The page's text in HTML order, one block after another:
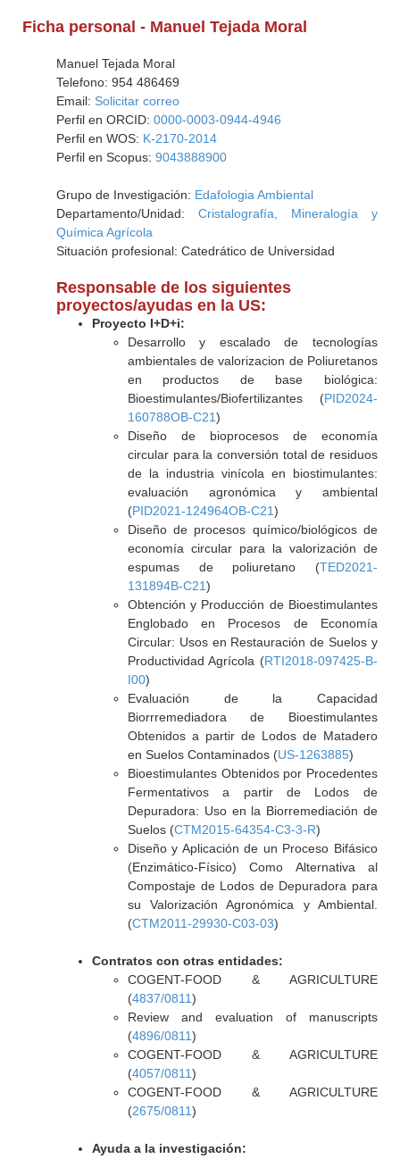
Ficha personal - Manuel Tejada Moral
Manuel Tejada Moral
Telefono: 954 486469
Email: Solicitar correo
Perfil en ORCID: 0000-0003-0944-4946
Perfil en WOS: K-2170-2014
Perfil en Scopus: 9043888900
Grupo de Investigación: Edafologia Ambiental
Departamento/Unidad: Cristalografía, Mineralogía y
Química Agrícola
Situación profesional: Catedrático de Universidad
Responsable de los siguientes
proyectos/ayudas en la US:
Proyecto I+D+i:
Desarrollo y escalado de tecnologías
ambientales de valorizacion de Poliuretanos
en productos de base biológica:
Bioestimulantes/Biofertilizantes (PID2024-
160788OB-C21)
Diseño de bioprocesos de economía
circular para la conversión total de residuos
de la industria vinícola en biostimulantes:
evaluación agronómica y ambiental
(PID2021-124964OB-C21)
Diseño de procesos químico/biológicos de
economía circular para la valorización de
espumas de poliuretano (TED2021-
131894B-C21)
Obtención y Producción de Bioestimulantes
Englobado en Procesos de Economía
Circular: Usos en Restauración de Suelos y
Productividad Agrícola (RTI2018-097425-B-
I00)
Evaluación de la Capacidad
Biorrremediadora de Bioestimulantes
Obtenidos a partir de Lodos de Matadero
en Suelos Contaminados (US-1263885)
Bioestimulantes Obtenidos por Procedentes
Fermentativos a partir de Lodos de
Depuradora: Uso en la Biorremediación de
Suelos (CTM2015-64354-C3-3-R)
Diseño y Aplicación de un Proceso Bifásico
(Enzimático-Físico) Como Alternativa al
Compostaje de Lodos de Depuradora para
su Valorización Agronómica y Ambiental.
(CTM2011-29930-C03-03)
Contratos con otras entidades:
COGENT-FOOD & AGRICULTURE
(4837/0811)
Review and evaluation of manuscripts
(4896/0811)
COGENT-FOOD & AGRICULTURE
(4057/0811)
COGENT-FOOD & AGRICULTURE
(2675/0811)
Ayuda a la investigación: